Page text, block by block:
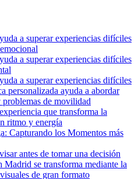
a superar experiencias difíciles
a superar experiencias difíciles
a superar experiencias difíciles
personalizada ayuda a abordar
de movilidad
que transforma la
ritmo y energía
Capturando los Momentos más
antes de tomar una decisión
Madrid se transforma mediante la
de gran formato